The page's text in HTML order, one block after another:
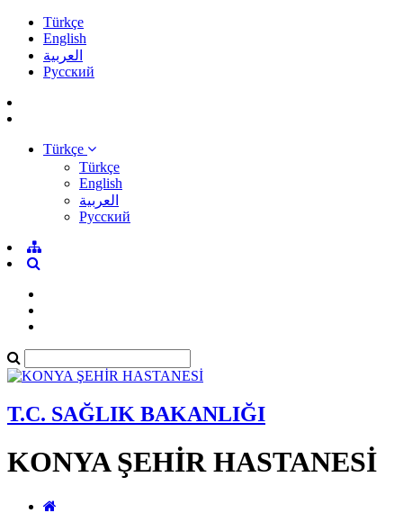
Türkçe
English
العربية
Pусский
Türkçe
Türkçe
English
العربية
Pусский
T.C. SAĞLIK BAKANLIĞI
KONYA ŞEHİR HASTANESİ